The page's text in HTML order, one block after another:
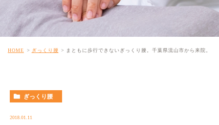
HOME ぎっくり腰 まともに歩行できないぎっくり腰。千葉県流山市から来院。
ぎっくり腰
2018.01.11